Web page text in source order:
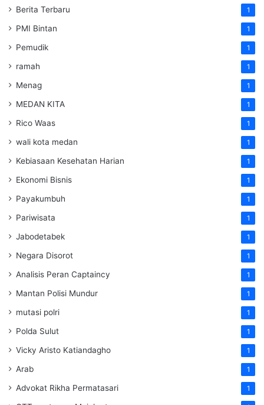
Berita Terbaru 1
PMI Bintan 1
Pemudik 1
ramah 1
Menag 1
MEDAN KITA 1
Rico Waas 1
wali kota medan 1
Kebiasaan Kesehatan Harian 1
Ekonomi Bisnis 1
Payakumbuh 1
Pariwisata 1
Jabodetabek 1
Negara Disorot 1
Analisis Peran Captaincy 1
Mantan Polisi Mundur 1
mutasi polri 1
Polda Sulut 1
Vicky Aristo Katiandagho 1
Arab 1
Advokat Rikha Permatasari 1